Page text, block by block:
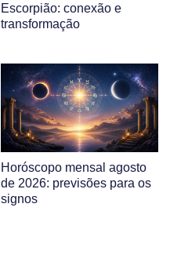
Escorpião: conexão e
transformação
Horóscopo mensal agosto
de 2026: previsões para os
signos